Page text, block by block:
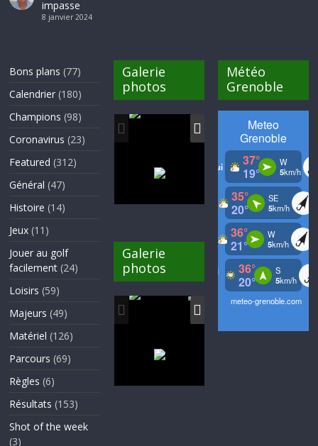
impasse
8 janvier 2024
Bons plans (77)
Calendrier (180)
Champions (98)
Coronavirus (23)
Featured (312)
Général (47)
Histoire (14)
Jeux (11)
Jouer au golf
facilement (24)
Loisirs (59)
Majeurs (49)
Matériel (126)
Parcours (69)
Règles (6)
Résultats (153)
Shot of the week
(3)
Galerie
photos
Galerie
photos
Météo
Grenoble